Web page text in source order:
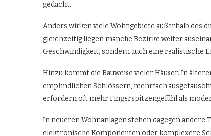
gedacht.
Anders wirken viele Wohngebiete außerhalb des
gleichzeitig liegen manche Bezirke weiter
Geschwindigkeit, sondern auch eine realistische
Hinzu kommt die Bauweise vieler Häuser. In
empfindlichen Schlössern, mehrfach
erfordern oft mehr Fingerspitzengefühl als
In neueren Wohnanlagen stehen dagegen
elektronische Komponenten oder komplexere